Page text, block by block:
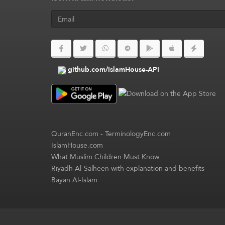
github.com/IslamHouse-API
QuranEnc.com-TerminologyEnc.com
IslamHouse.com
What Muslim Children Must Know
Riyadh Al-Salheen with explanation and benefits
Bayan Al-Islam